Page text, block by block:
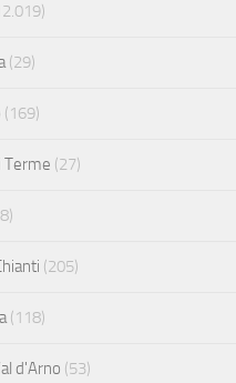
(29)
(169)
Terme (27)
(205)
(118)
d'Arno (53)